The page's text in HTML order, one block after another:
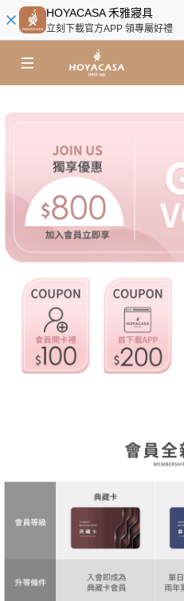
HOYACASA 禾雅寢具
立刻下載官方APP 領專屬好禮